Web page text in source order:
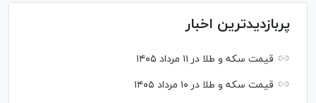
پربازدیدترین اخبار
قیمت سکه و طلا در ۱۱ مرداد ۱۴۰۵
قیمت سکه و طلا در ۱۰ مرداد ۱۴۰۵